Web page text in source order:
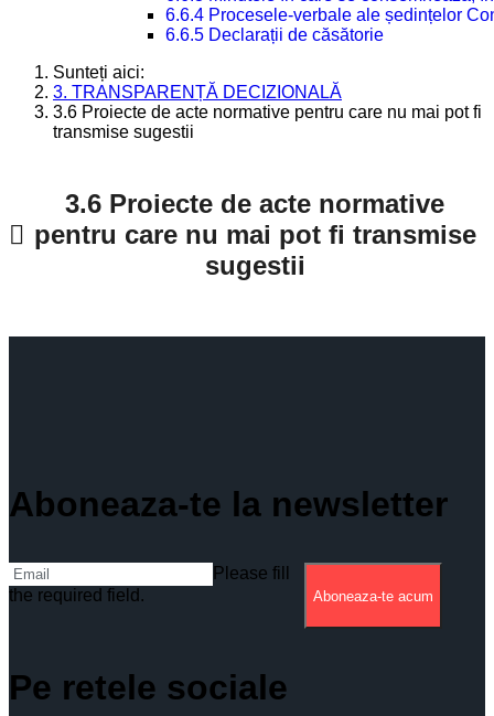
6.6.4 Procesele-verbale ale ședințelor
6.6.5 Declarații de căsătorie
Sunteți aici:
3. TRANSPARENȚĂ DECIZIONALĂ
3.6 Proiecte de acte normative pentru care nu mai pot fi
transmise sugestii
3.6 Proiecte de acte normative
pentru care nu mai pot fi transmise
sugestii
Aboneaza-te la newsletter
Please fill
the required field.
Aboneaza-te acum
Pe retele sociale